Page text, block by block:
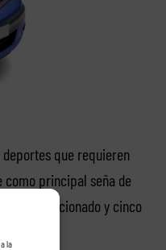
la
que requieren
como principal seña de
acondicionado y cinco